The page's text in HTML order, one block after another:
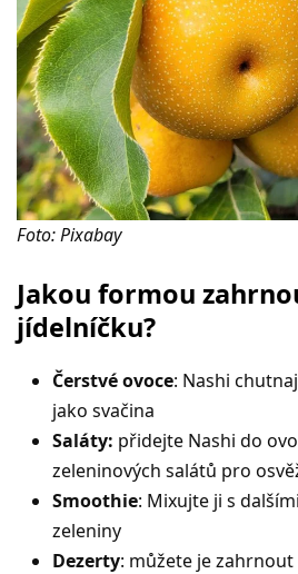
Foto: Pixabay
Jakou formou
jídelníčku?
Čerstvé ovoce: Nashi
jako svačina
Saláty: přidejte Nashi do
zeleninových salátů pro
Smoothie: Mixujte ji s
zeleniny
Dezerty: můžete je